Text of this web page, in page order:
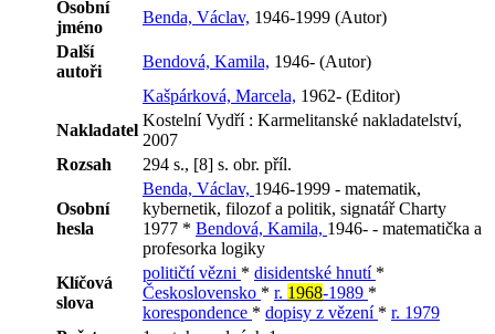
Osobní
jméno
Benda, Václav, 1946-1999 (Autor)
Další
autoři
Bendová, Kamila, 1946- (Autor)
Kašpárková, Marcela, 1962- (Editor)
Nakladatel
Kostelní Vydří : Karmelitanské nakladatelství,
2007
Rozsah
294 s., [8] s. obr. příl.
Osobní
hesla
Benda, Václav, 1946-1999 - matematik,
kybernetik, filozof a politik, signatář Charty
1977 * Bendová, Kamila, 1946- - matematička a
profesorka logiky
Klíčová
slova
političtí vězni * disidentské hnutí *
Československo * r. 1968-1989 *
korespondence * dopisy z vězení * r. 1979